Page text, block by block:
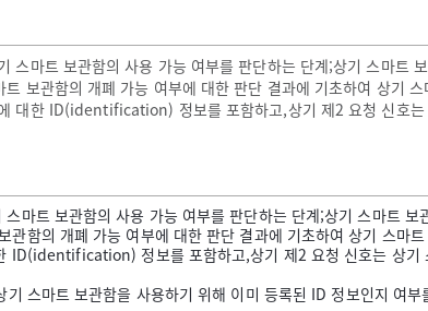
마트 보관함의 사용 가능 여부를 판단하는 단계;상기 스마트
보관함의 개폐 가능 여부에 대한 판단 결과에 기초하여 상기
대한 ID(identification) 정보를 포함하고,상기 제2 요청 신호
마트 보관함의 사용 가능 여부를 판단하는 단계;상기 스마트
함의 개폐 가능 여부에 대한 판단 결과에 기초하여 상기 스마
ID(identification) 정보를 포함하고,상기 제2 요청 신호는 상기
스마트 보관함을 사용하기 위해 이미 등록된 ID 정보인지 여